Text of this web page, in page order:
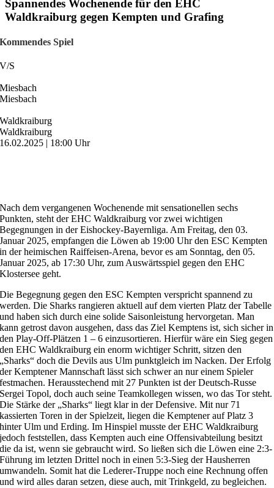
Spannendes Wochenende für den EHC
Waldkraiburg gegen Kempten und Grafing
Kommendes Spiel
V/S
Miesbach
Miesbach
Waldkraiburg
Waldkraiburg
16.02.2025 | 18:00 Uhr
Nach dem vergangenen Wochenende mit sensationellen sechs
Punkten, steht der EHC Waldkraiburg vor zwei wichtigen
Begegnungen in der Eishockey-Bayernliga. Am Freitag, den 03.
Januar 2025, empfangen die Löwen ab 19:00 Uhr den ESC Kempten
in der heimischen Raiffeisen-Arena, bevor es am Sonntag, den 05.
Januar 2025, ab 17:30 Uhr, zum Auswärtsspiel gegen den EHC
Klostersee geht.
Die Begegnung gegen den ESC Kempten verspricht spannend zu
werden. Die Sharks rangieren aktuell auf dem vierten Platz der Tabelle
und haben sich durch eine solide Saisonleistung hervorgetan. Man
kann getrost davon ausgehen, dass das Ziel Kemptens ist, sich sicher in
den Play-Off-Plätzen 1 – 6 einzusortieren. Hierfür wäre ein Sieg gegen
den EHC Waldkraiburg ein enorm wichtiger Schritt, sitzen den
„Sharks“ doch die Devils aus Ulm punktgleich im Nacken. Der Erfolg
der Kemptener Mannschaft lässt sich schwer an nur einem Spieler
festmachen. Herausstechend mit 27 Punkten ist der Deutsch-Russe
Sergei Topol, doch auch seine Teamkollegen wissen, wo das Tor steht.
Die Stärke der „Sharks“ liegt klar in der Defensive. Mit nur 71
kassierten Toren in der Spielzeit, liegen die Kemptener auf Platz 3
hinter Ulm und Erding. Im Hinspiel musste der EHC Waldkraiburg
jedoch feststellen, dass Kempten auch eine Offensivabteilung besitzt
die da ist, wenn sie gebraucht wird. So ließen sich die Löwen eine 2:3-
Führung im letzten Drittel noch in einen 5:3-Sieg der Hausherren
umwandeln. Somit hat die Lederer-Truppe noch eine Rechnung offen
und wird alles daran setzen, diese auch, mit Trinkgeld, zu begleichen.